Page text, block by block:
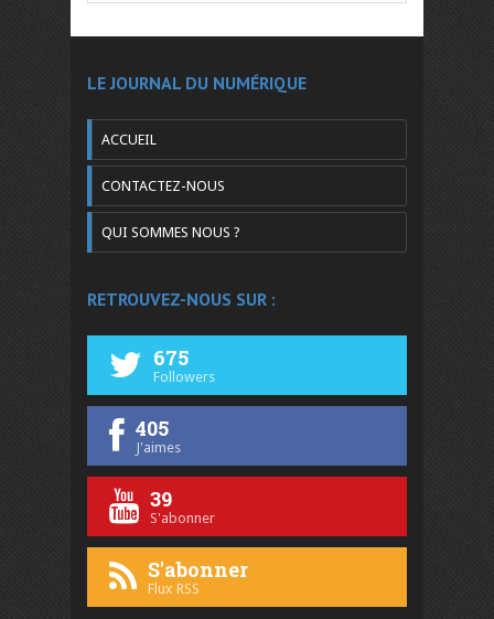
LE JOURNAL DU NUMÉRIQUE
ACCUEIL
CONTACTEZ-NOUS
QUI SOMMES NOUS ?
RETROUVEZ-NOUS SUR :
675
Followers
405
J'aimes
39
S'abonner
S'abonner
Flux RSS